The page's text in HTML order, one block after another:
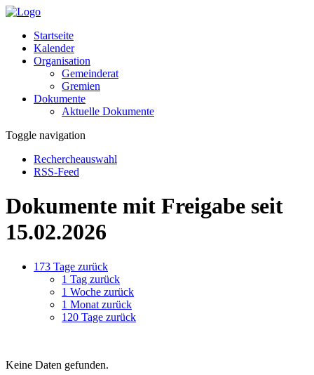
Startseite
Kalender
Organisation
Gemeinderat
Gremien
Dokumente
Aktuelle Dokumente
Toggle navigation
Rechercheauswahl
RSS-Feed
Dokumente mit Freigabe seit
15.02.2026
173 Tage zurück
1 Tag zurück
1 Woche zurück
1 Monat zurück
120 Tage zurück
Keine Daten gefunden.